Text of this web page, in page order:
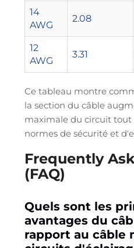
14
AWG
2.08
12
AWG
3.31
Ce tableau montre
la section du câble
maximale du circuit tout
normes de sécurité et
Frequently
(FAQ)
Quels sont les
avantages du
rapport au câble